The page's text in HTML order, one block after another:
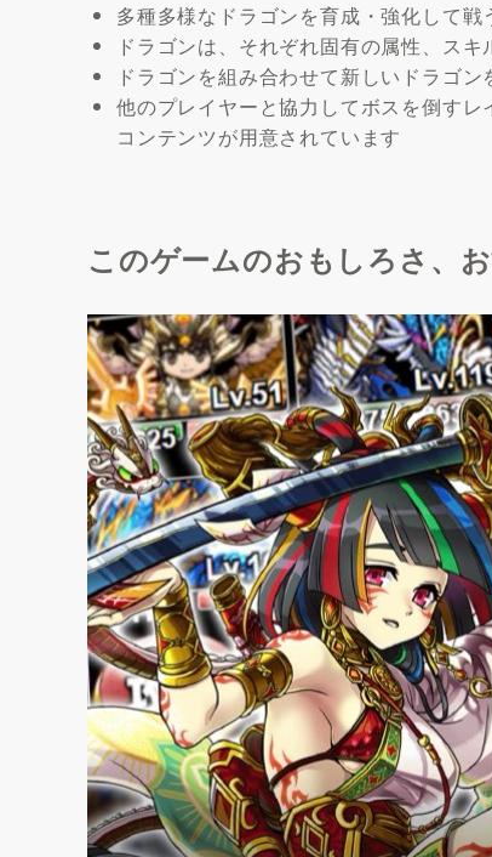
多種多様なドラゴンを育成・強化して
ドラゴンは、それぞれ固有の属性、ス
ドラゴンを組み合わせて新しいドラゴ
他のプレイヤーと協力してボスを倒す
コンテンツが用意されています
このゲームのおもしろさ、